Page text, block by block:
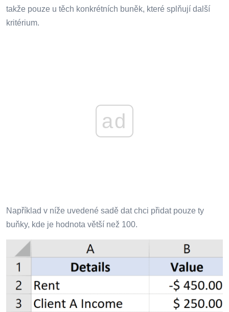
takže pouze u těch konkrétních buněk, které splňují další
kritérium.
ad
Například v níže uvedené sadě dat chci přidat pouze ty
buňky, kde je hodnota větší než 100.